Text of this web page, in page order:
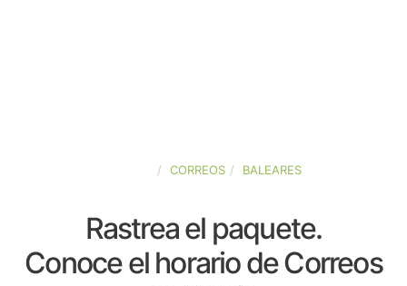
CORREOS BALEARES
Rastrea el paquete.
Conoce el horario de Correos